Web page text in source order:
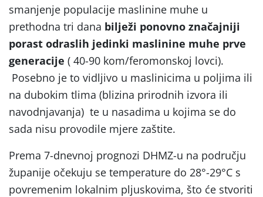
smanjenje populacije maslinine muhe u
prethodna tri dana bilježi ponovno značajniji
porast odraslih jedinki maslinine muhe prve
generacije ( 40-90 kom/feromonskoj lovci).
Posebno je to vidljivo u maslinicima u poljima ili
na dubokim tlima (blizina prirodnih izvora ili
navodnjavanja) te u nasadima u kojima se do
sada nisu provodile mjere zaštite.
Prema 7-dnevnoj prognozi DHMZ-u na području
županije očekuju se temperature do 28°-29°C s
povremenim lokalnim pljuskovima, što će stvoriti